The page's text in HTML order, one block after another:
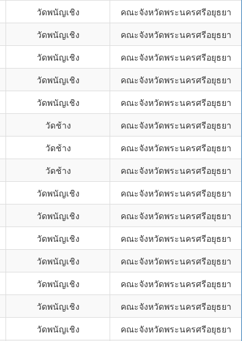
วัดพนัญเชิง
คณะจังหวัดพระนครศรีอยุธยา
วัดพนัญเชิง
คณะจังหวัดพระนครศรีอยุธยา
วัดพนัญเชิง
คณะจังหวัดพระนครศรีอยุธยา
วัดพนัญเชิง
คณะจังหวัดพระนครศรีอยุธยา
วัดพนัญเชิง
คณะจังหวัดพระนครศรีอยุธยา
วัดช้าง
คณะจังหวัดพระนครศรีอยุธยา
วัดช้าง
คณะจังหวัดพระนครศรีอยุธยา
วัดช้าง
คณะจังหวัดพระนครศรีอยุธยา
วัดพนัญเชิง
คณะจังหวัดพระนครศรีอยุธยา
วัดพนัญเชิง
คณะจังหวัดพระนครศรีอยุธยา
วัดพนัญเชิง
คณะจังหวัดพระนครศรีอยุธยา
วัดพนัญเชิง
คณะจังหวัดพระนครศรีอยุธยา
วัดพนัญเชิง
คณะจังหวัดพระนครศรีอยุธยา
วัดพนัญเชิง
คณะจังหวัดพระนครศรีอยุธยา
วัดพนัญเชิง คณะจังหวัดพระนครศรีอยุธยา